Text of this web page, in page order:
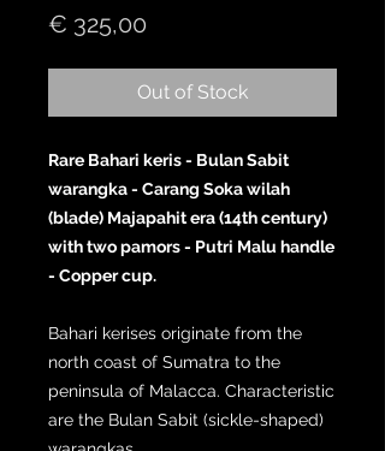
€ 325,00
Out of Stock
Rare Bahari keris - Bulan Sabit
warangka - Carang Soka wilah
(blade) Majapahit era (14th century)
with two pamors - Putri Malu handle
- Copper cup.
Bahari kerises originate from the
north coast of Sumatra to the
peninsula of Malacca. Characteristic
are the Bulan Sabit (sickle-shaped)